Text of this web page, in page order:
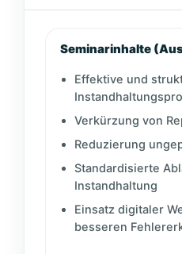
Seminarinhalte
Effektive und
Verkürzung von
Reduzierung
Standardisierte
Instandhaltung
Einsatz digitaler
besseren